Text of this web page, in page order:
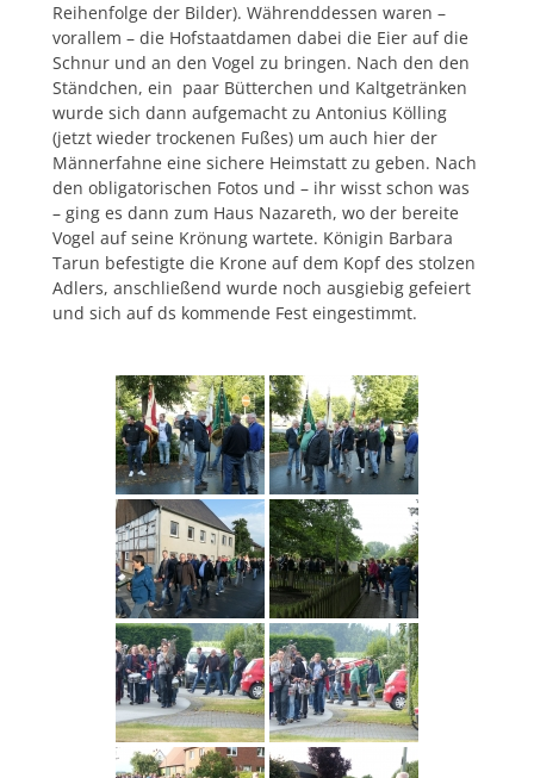
Reihenfolge der Bilder). Währenddessen waren –
vorallem – die Hofstaatdamen dabei die Eier auf die
Schnur und an den Vogel zu bringen. Nach den den
Ständchen, ein paar Bütterchen und Kaltgetränken
wurde sich dann aufgemacht zu Antonius Kölling
(jetzt wieder trockenen Fußes) um auch hier der
Männerfahne eine sichere Heimstatt zu geben. Nach
den obligatorischen Fotos und – ihr wisst schon was
– ging es dann zum Haus Nazareth, wo der bereite
Vogel auf seine Krönung wartete. Königin Barbara
Tarun befestigte die Krone auf dem Kopf des stolzen
Adlers, anschließend wurde noch ausgiebig gefeiert
und sich auf ds kommende Fest eingestimmt.